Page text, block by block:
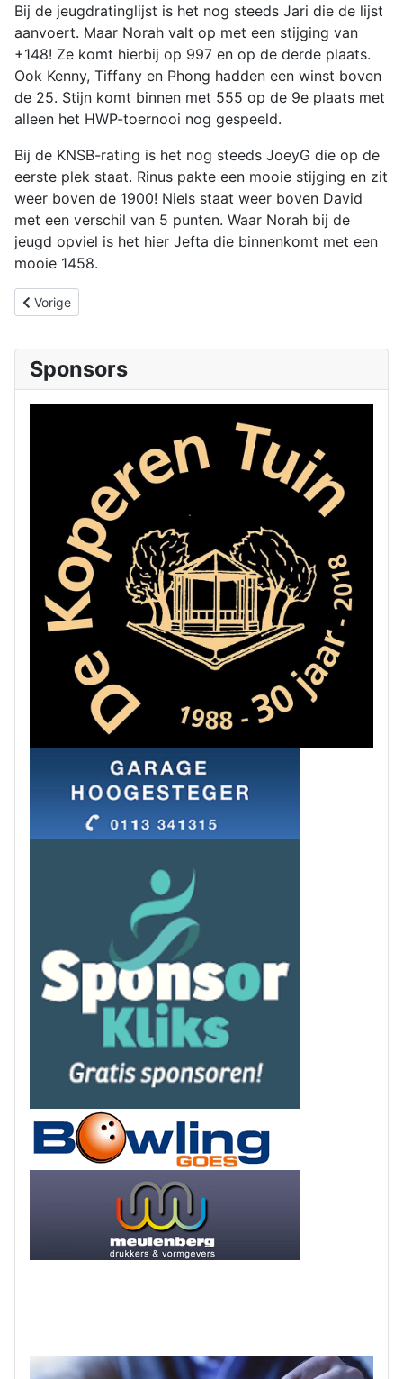
Bij de jeugdratinglijst is het nog steeds Jari die de lijst
aanvoert. Maar Norah valt op met een stijging van
+148! Ze komt hierbij op 997 en op de derde plaats.
Ook Kenny, Tiffany en Phong hadden een winst boven
de 25. Stijn komt binnen met 555 op de 9e plaats met
alleen het HWP-toernooi nog gespeeld.
Bij de KNSB-rating is het nog steeds JoeyG die op de
eerste plek staat. Rinus pakte een mooie stijging en zit
weer boven de 1900! Niels staat weer boven David
met een verschil van 5 punten. Waar Norah bij de
jeugd opviel is het hier Jefta die binnenkomt met een
mooie 1458.
Vorig artikel: Clubavonden afgelast tot 1 april
Vorige
Sponsors